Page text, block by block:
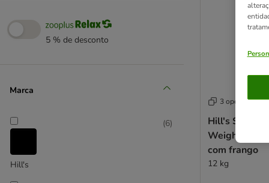
Royal Canin Size
Cordeiro
Esterilizados
5 % de desconto
Marca
Hill's
(6)
3 opções
Hill's Science
Weight Adult
com frango
12 kg